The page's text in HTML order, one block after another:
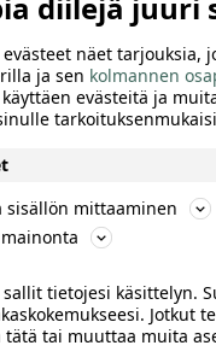
Yummy Beauty
Helsingissä –
hieronnalla -75 %
Yummy Beauty
Kamppi, Helsinki
diilejä juuri
evästeet näet
ja sen kolmannen
evästeitä ja
sisällön mittaaminen
sallit tietojesi käsittelyn.
Jotkut
tätä tai muuttaa muita